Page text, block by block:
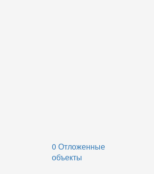
0 Отложенные
объекты